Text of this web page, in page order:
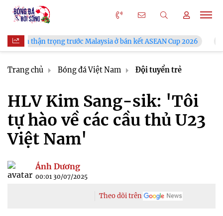
Malaysia ở bán kết ASEAN Cup 2026 VFF công bố lịch
Trang chủ Bóng đá Việt Nam Đội tuyển trẻ
HLV Kim Sang-sik: 'Tôi
tự hào về các cầu thủ U23
Việt Nam'
Ánh Dương
00:01 30/07/2025
Theo dõi trên